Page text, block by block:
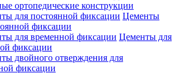
ортопедические конструкции
Цементы
фиксации
Цементы для
фиксации